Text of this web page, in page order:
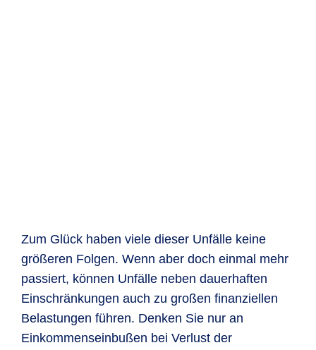
Zum Glück haben viele dieser Unfälle keine
größeren Folgen. Wenn aber doch einmal mehr
passiert, können Unfälle neben dauerhaften
Einschränkungen auch zu großen finanziellen
Belastungen führen. Denken Sie nur an
Einkommenseinbußen bei Verlust der